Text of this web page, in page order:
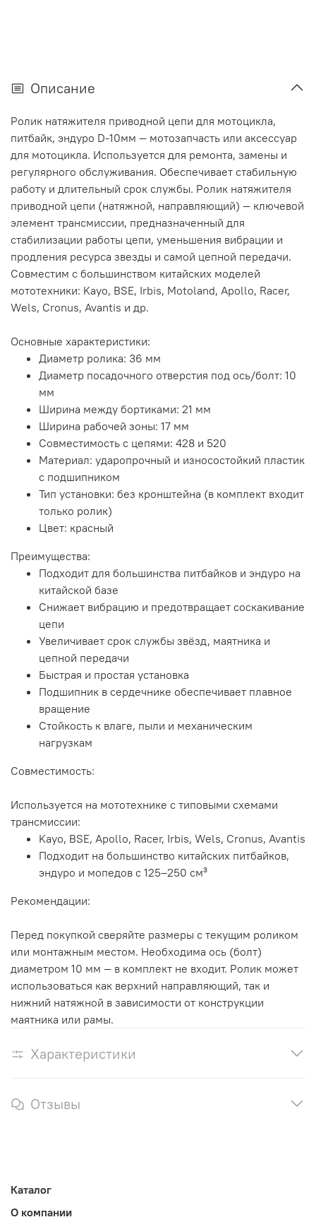
Описание
Ролик натяжителя приводной цепи для мотоцикла,
питбайк, эндуро D-10мм — мотозапчасть или аксессуар
для мотоцикла. Используется для ремонта, замены и
регулярного обслуживания. Обеспечивает стабильную
работу и длительный срок службы. Ролик натяжителя
приводной цепи (натяжной, направляющий) — ключевой
элемент трансмиссии, предназначенный для
стабилизации работы цепи, уменьшения вибрации и
продления ресурса звезды и самой цепной передачи.
Совместим с большинством китайских моделей
мототехники: Kayo, BSE, Irbis, Motoland, Apollo, Racer,
Wels, Cronus, Avantis и др.
Основные характеристики:
Диаметр ролика: 36 мм
Диаметр посадочного отверстия под ось/болт: 10
мм
Ширина между бортиками: 21 мм
Ширина рабочей зоны: 17 мм
Совместимость с цепями: 428 и 520
Материал: ударопрочный и износостойкий пластик
с подшипником
Тип установки: без кронштейна (в комплект входит
только ролик)
Цвет: красный
Преимущества:
Подходит для большинства питбайков и эндуро на
китайской базе
Снижает вибрацию и предотвращает соскакивание
цепи
Увеличивает срок службы звёзд, маятника и
цепной передачи
Быстрая и простая установка
Подшипник в сердечнике обеспечивает плавное
вращение
Стойкость к влаге, пыли и механическим
нагрузкам
Совместимость:
Используется на мототехнике с типовыми схемами
трансмиссии:
Kayo, BSE, Apollo, Racer, Irbis, Wels, Cronus, Avantis
Подходит на большинство китайских питбайков,
эндуро и мопедов с 125–250 см³
Рекомендации:
Перед покупкой сверяйте размеры с текущим роликом
или монтажным местом. Необходима ось (болт)
диаметром 10 мм — в комплект не входит. Ролик может
использоваться как верхний направляющий, так и
нижний натяжной в зависимости от конструкции
маятника или рамы.
Характеристики
Отзывы
Каталог
О компании